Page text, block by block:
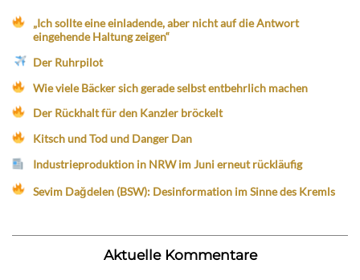
„Ich sollte eine einladende, aber nicht auf die Antwort
eingehende Haltung zeigen“
Der Ruhrpilot
Wie viele Bäcker sich gerade selbst entbehrlich machen
Der Rückhalt für den Kanzler bröckelt
Kitsch und Tod und Danger Dan
Industrieproduktion in NRW im Juni erneut rückläufig
Sevim Dağdelen (BSW): Desinformation im Sinne des Kremls
Aktuelle Kommentare